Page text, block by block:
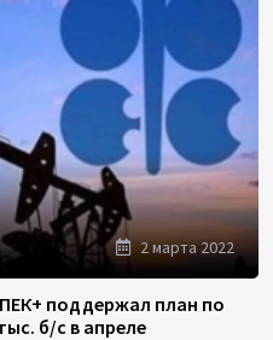
2 марта 2022
поддержал план по
б/с в апреле